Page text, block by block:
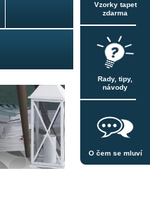
Vzorky tapet
zdarma
Rady, tipy,
návody
O čem se mluví